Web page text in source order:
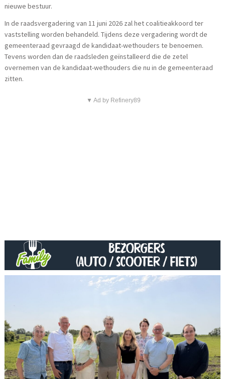
nieuwe bestuur.
In de raadsvergadering van 11 juni 2026 zal het coalitieakkoord ter
vaststelling worden behandeld. Tijdens deze vergadering wordt de
gemeenteraad gevraagd de kandidaat-wethouders te benoemen.
Tevens worden dan de raadsleden geïnstalleerd die de zetel
overnemen van de kandidaat-wethouders die nu in de gemeenteraad
zitten.
▼ Ad by Refinery89